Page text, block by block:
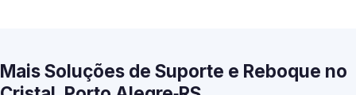
Mais Soluções de Suporte e Reboque no